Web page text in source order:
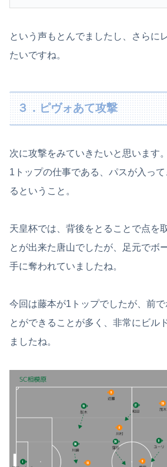
という声もとんでましたし、さらに
たいですね。
３．ピヴォあて攻撃
次に攻撃をみていきたいと思います。
1トップの仕事である、パスが入っ
るということ。
天皇杯では、背後をとることで点を
とが出来た唐山でしたが、足元でボ
手に奪われていましたね。
今回は藤本が1トップでしたが、前
とができることが多く、非常にビル
ましたね。